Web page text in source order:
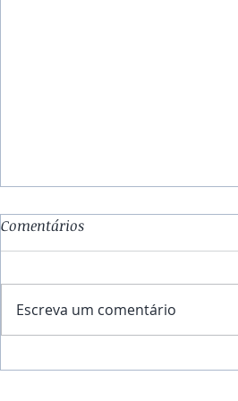
TRIQUÍASE: VOCÊ SABE O QUE
Comentários
Escreva um comentário